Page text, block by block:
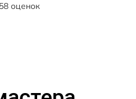
оценок